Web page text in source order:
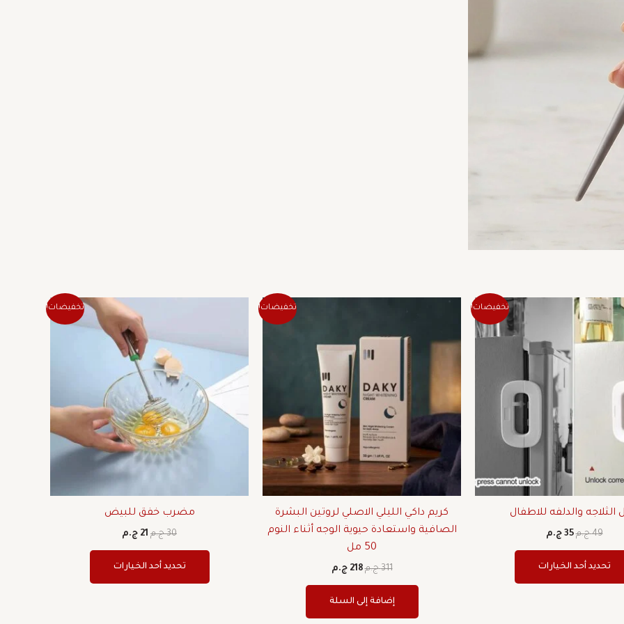
تخفيضات!
الثلاجه والدلفه للاطفال
49 ج.م
السعر
الأصلي
35 ج.م
السعر
35 ج.م.
تحديد أحد الخيارات
هناك
العديد
من
لهذا
المنتج.
يمكن
اختيار
على
صفحة
المنتج
تخفيضات!
كريم داكي الليلي الاصلي لروتين البشرة
الصافية واستعادة حيوية الوجه أثناء النوم
50 مل
311 ج.م
311 ج.م.
218 ج.م
إضافة إلى السلة
تخفيضات!
مضرب خفق للبيض
30 ج.م
السعر
الأصلي
هو:
30 ج.م.
21 ج.م
السعر
الحالي
هو:
21 ج.م.
تحديد أحد الخيارات
هناك
العديد
المنتج.
اختيار
الخيارات
صفحة